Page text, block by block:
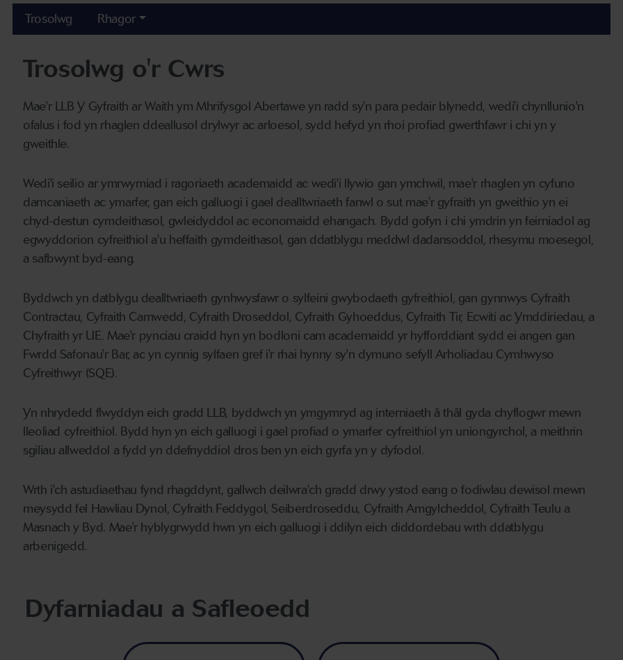
Trosolwg Rhagor
Trosolwg o'r Cwrs
Mae'r LLB Y Gyfraith ar Waith ym Mhrifysgol Abertawe yn radd sy'n para pedair blynedd, wedi'i chynllunio'n
ofalus i fod yn rhaglen ddeallusol drylwyr ac arloesol, sydd hefyd yn rhoi profiad gwerthfawr i chi yn y
gweithle.
Wedi'i seilio ar ymrwymiad i ragoriaeth academaidd ac wedi'i llywio gan ymchwil, mae'r rhaglen yn cyfuno
damcaniaeth ac ymarfer, gan eich galluogi i gael dealltwriaeth fanwl o sut mae'r gyfraith yn gweithio yn ei
chyd-destun cymdeithasol, gwleidyddol ac economaidd ehangach. Bydd gofyn i chi ymdrin yn feirniadol ag
egwyddorion cyfreithiol a'u heffaith gymdeithasol, gan ddatblygu meddwl dadansoddol, rhesymu moesegol,
a safbwynt byd-eang.
Byddwch yn datblygu dealltwriaeth gynhwysfawr o sylfeini gwybodaeth gyfreithiol, gan gynnwys Cyfraith
Contractau, Cyfraith Camwedd, Cyfraith Droseddol, Cyfraith Gyhoeddus, Cyfraith Tir, Ecwiti ac Ymddiriedau, a
Chyfraith yr UE. Mae'r pynciau craidd hyn yn bodloni cam academaidd yr hyfforddiant sydd ei angen gan
Fwrdd Safonau'r Bar, ac yn cynnig sylfaen gref i'r rhai hynny sy'n dymuno sefyll Arholiadau Cymhwyso
Cyfreithwyr (SQE).
Yn nhrydedd flwyddyn eich gradd LLB, byddwch yn ymgymryd ag interniaeth â thâl gyda chyflogwr mewn
lleoliad cyfreithiol. Bydd hyn yn eich galluogi i gael profiad o ymarfer cyfreithiol yn uniongyrchol, a meithrin
sgiliau allweddol a fydd yn ddefnyddiol dros ben yn eich gyrfa yn y dyfodol.
Wrth i'ch astudiaethau fynd rhagddynt, gallwch deilwra'ch gradd drwy ystod eang o fodiwlau dewisol mewn
meysydd fel Hawliau Dynol, Cyfraith Feddygol, Seiberdroseddu, Cyfraith Amgylcheddol, Cyfraith Teulu a
Masnach y Byd. Mae'r hyblygrwydd hwn yn eich galluogi i ddilyn eich diddordebau wrth ddatblygu
arbenigedd.
Dyfarniadau a Safleoedd